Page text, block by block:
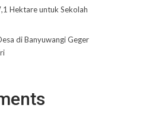
Hektare untuk Sekolah
di Banyuwangi Geger